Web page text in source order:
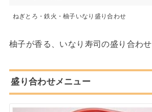
ねぎとろ・鉄火・柚子いなり盛り合わせ
柚子が香る、いなり寿司の盛り合わせ
盛り合わせメニュー